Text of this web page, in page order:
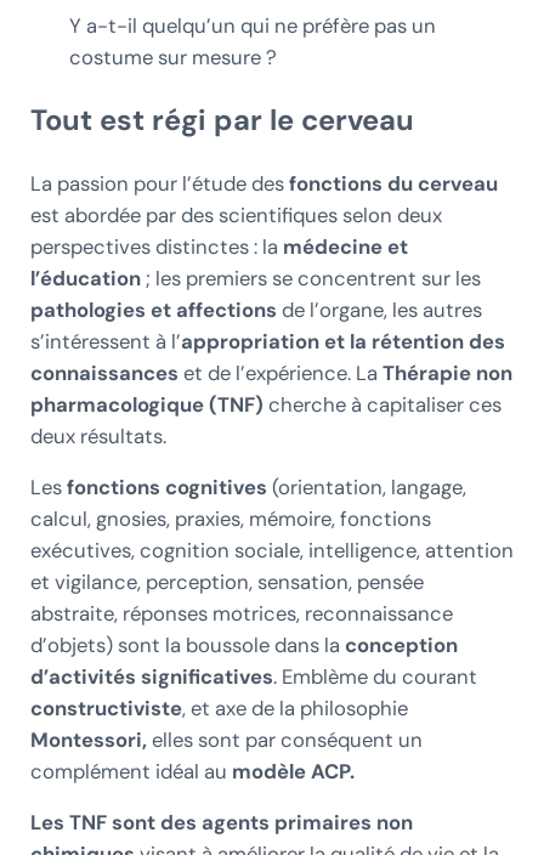
Y a-t-il quelqu’un qui ne préfère pas un
costume sur mesure ?
Tout est régi par le cerveau
La passion pour l’étude desfonctions du cerveau
est abordée par des scientifiques selon deux
perspectives distinctes : la médecine et
l’éducation; les premiers se concentrent sur les
pathologies et affections de l’organe, les autres
s’intéressent à l’appropriation et la rétention des
connaissances et de l’expérience. La Thérapie non
pharmacologique (TNF) cherche à capitaliser ces
deux résultats.
Lesfonctions cognitives (orientation, langage,
calcul, gnosies, praxies, mémoire, fonctions
exécutives, cognition sociale, intelligence, attention
et vigilance, perception, sensation, pensée
abstraite, réponses motrices, reconnaissance
d’objets) sont la boussole dans la conception
d’activités significatives. Emblème du courant
constructiviste, et axe de la philosophie
Montessori,elles sont par conséquent un
complément idéal au modèle ACP.
Les TNF sont des agents primaires non